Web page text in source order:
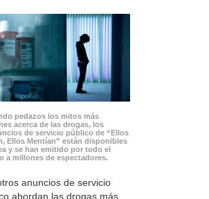
pedazos los mitos más
acerca de las drogas, los
de servicio público de “Ellos
Ellos Mentían” están disponibles
y se han emitido por todo el
a millones de espectadores.
anuncios de servicio
abordan las drogas más